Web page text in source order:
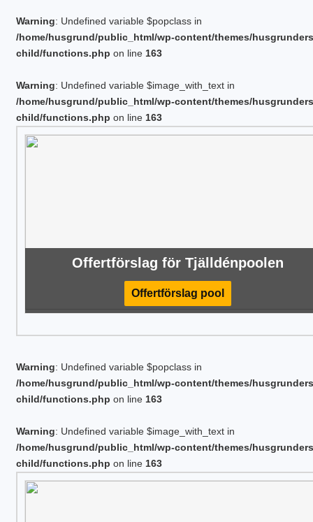
Warning: Undefined variable $popclass in
/home/husgrund/public_html/wp-content/themes/
child/functions.php on line 163
Warning: Undefined variable $image_with_text in
/home/husgrund/public_html/wp-content/themes/
child/functions.php on line 163
Offertförslag för Tjälldénpoolen
Offertförslag pool
Warning: Undefined variable $popclass in
/home/husgrund/public_html/wp-content/themes/
child/functions.php on line 163
Warning: Undefined variable $image_with_text in
/home/husgrund/public_html/wp-content/themes/
child/functions.php on line 163